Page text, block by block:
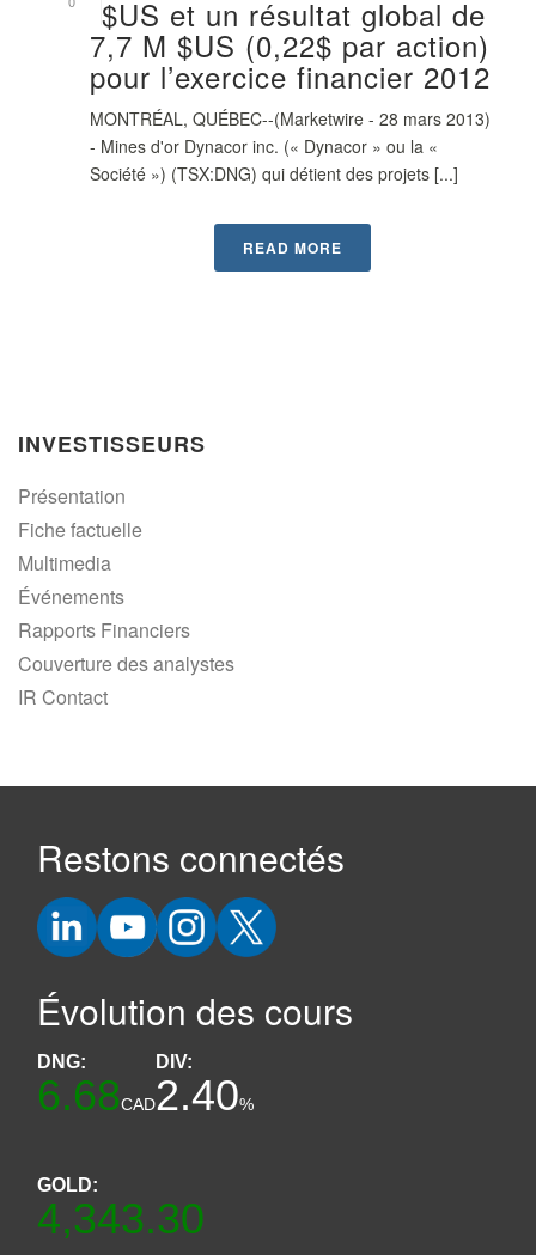
$US et un résultat global de
7,7 M $US (0,22$ par action)
pour l’exercice financier 2012
MONTRÉAL, QUÉBEC--(Marketwire - 28 mars 2013)
- Mines d'or Dynacor inc. (« Dynacor » ou la «
Société ») (TSX:DNG) qui détient des projets [...]
READ MORE
INVESTISSEURS
Présentation
Fiche factuelle
Multimedia
Événements
Rapports Financiers
Couverture des analystes
IR Contact
Restons connectés
Évolution des cours
DNG:
6.68CAD
DIV:
2.40%
GOLD:
4,343.30